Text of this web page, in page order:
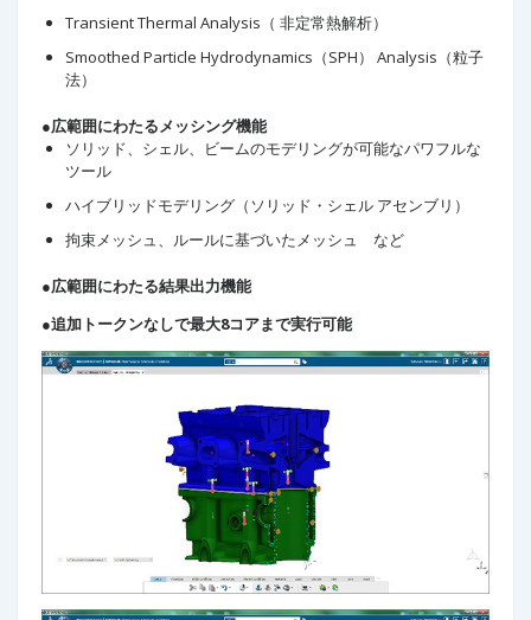
Transient Thermal Analysis（ 非定常熱解析）
Smoothed Particle Hydrodynamics（SPH） Analysis（粒子
法）
●広範囲にわたるメッシング機能
ソリッド、シェル、ビームのモデリングが可能なパワフルな
ツール
ハイブリッドモデリング（ソリッド・シェル アセンブリ）
拘束メッシュ、ルールに基づいたメッシュ など
●広範囲にわたる結果出力機能
●追加トークンなしで最大8コアまで実行可能